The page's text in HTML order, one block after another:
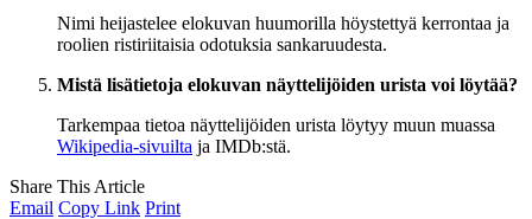
Nimi heijastelee elokuvan huumorilla höystettyä kerrontaa ja
roolien ristiriitaisia odotuksia sankaruudesta.
Mistä lisätietoja elokuvan näyttelijöiden urista voi löytää?
Tarkempaa tietoa näyttelijöiden urista löytyy muun muassa
Wikipedia-sivuilta ja IMDb:stä.
Share This Article
Email Copy Link Print